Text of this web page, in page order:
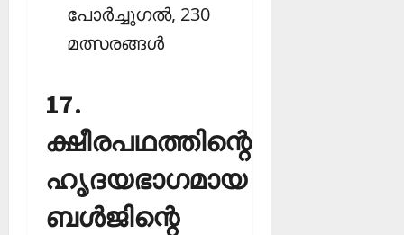
പോര്‍ച്ചുഗല്‍, 230
മത്സരങ്ങള്‍
17.
ക്ഷീരപഥത്തിന്റെ
ഹൃദയഭാഗമായ
ബള്‍ജിന്റെ